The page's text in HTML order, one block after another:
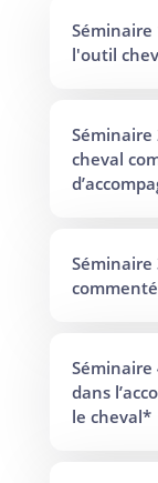
Séminaire
l'outil
Séminaire
cheval
Séminaire
Séminaire
dans
le cheval*